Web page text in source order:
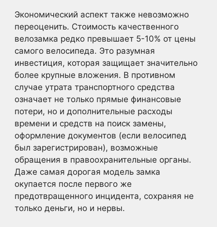
Экономический аспект также невозможно
переоценить. Стоимость качественного
велозамка редко превышает 5-10% от цены
самого велосипеда. Это разумная
инвестиция, которая защищает значительно
более крупные вложения. В противном
случае утрата транспортного средства
означает не только прямые финансовые
потери, но и дополнительные расходы
времени и средств на поиск замены,
оформление документов (если велосипед
был зарегистрирован), возможные
обращения в правоохранительные органы.
Даже самая дорогая модель замка
окупается после первого же
предотвращенного инцидента, сохраняя не
только деньги, но и нервы.